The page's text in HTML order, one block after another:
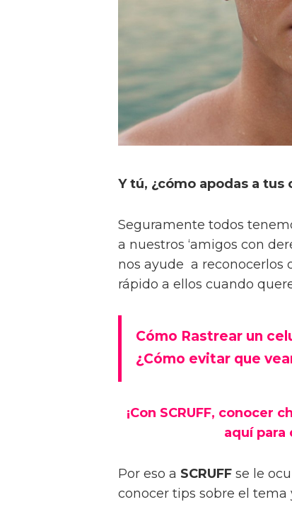
Y tú, ¿cómo apodas a
Seguramente todos
a nuestros ‘amigos con
nos ayude a reconocerlos
rápido a ellos cuando
Cómo Rastrear un
¿Cómo evitar que
¡Con SCRUFF, conocer
aquí para
Por eso a SCRUFF se le
conocer tips sobre el tema